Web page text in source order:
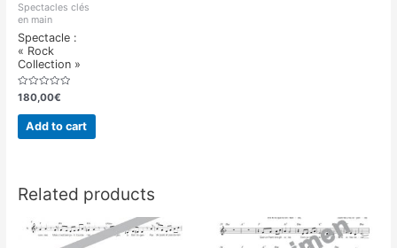
Spectacles clés
en main
Spectacle :
« Rock
Collection »
Rated
0
out
180,00€
Add to cart
Related products